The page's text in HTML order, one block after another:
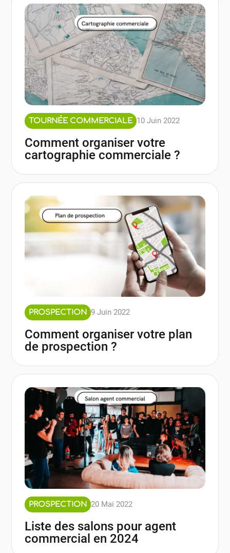
TOURNÉE COMMERCIALE 10 Juin 2022
Comment organiser votre
cartographie commerciale ?
PROSPECTION 9 Juin 2022
Comment organiser votre plan
de prospection ?
PROSPECTION 20 Mai 2022
Liste des salons pour agent
commercial en 2024